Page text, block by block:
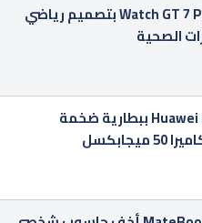
هواوي تكشف عن Watch GT 7 Pro بتصميم رياضي
الصحية
الإعلان عن Huawei Nova 16 SE ببطارية ضخمة